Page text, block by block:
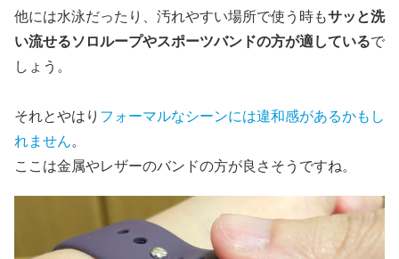
他には水泳だったり、汚れやすい場所で使う時もサッと洗
い流せるソロループやスポーツバンドの方が適しているで
しょう。
それとやはり フォーマルなシーンには違和感があるかもし
れません。
ここは金属やレザーのバンドの方が良さそうですね。